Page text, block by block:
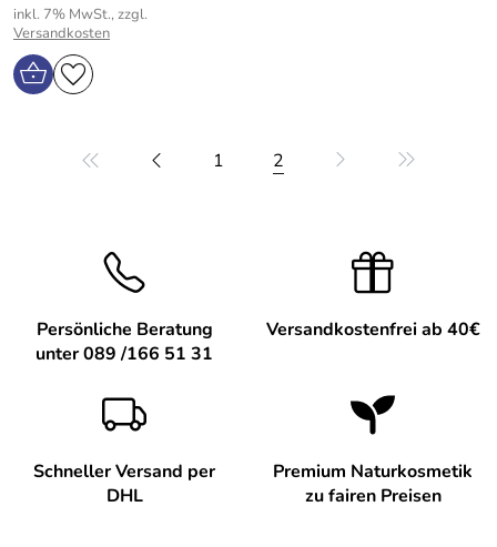
inkl. 7% MwSt., zzgl.
Versandkosten
1 2
Persönliche Beratung
unter 089 /166 51 31
Versandkostenfrei ab 40€
Schneller Versand per
DHL
Premium Naturkosmetik
zu fairen Preisen